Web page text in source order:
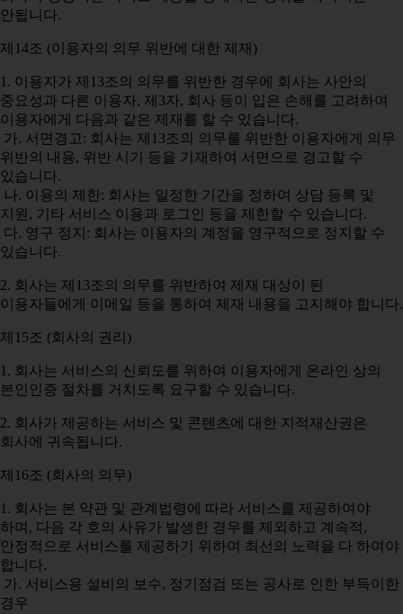
안됩니다.
제14조 (이용자의 의무 위반에 대한 제재)
1. 이용자가 제13조의 의무를 위반한 경우에 회사는 사안의
중요성과 다른 이용자, 제3자, 회사 등이 입은 손해를 고려하여
이용자에게 다음과 같은 제재를 할 수 있습니다.
가. 서면경고: 회사는 제13조의 의무를 위반한 이용자에게 의무
위반의 내용, 위반 시기 등을 기재하여 서면으로 경고할 수
있습니다.
나. 이용의 제한: 회사는 일정한 기간을 정하여 상담 등록 및
지원, 기타 서비스 이용과 로그인 등을 제한할 수 있습니다.
다. 영구 정지: 회사는 이용자의 계정을 영구적으로 정지할 수
있습니다.
2. 회사는 제13조의 의무를 위반하여 제재 대상이 된
이용자들에게 이메일 등을 통하여 제재 내용을 고지해야 합니다.
제15조 (회사의 권리)
1. 회사는 서비스의 신뢰도를 위하여 이용자에게 온라인 상의
본인인증 절차를 거치도록 요구할 수 있습니다.
2. 회사가 제공하는 서비스 및 콘텐츠에 대한 지적재산권은
회사에 귀속됩니다.
제16조 (회사의 의무)
1. 회사는 본 약관 및 관계법령에 따라 서비스를 제공하여야
하며, 다음 각 호의 사유가 발생한 경우를 제외하고 계속적,
안정적으로 서비스를 제공하기 위하여 최선의 노력을 다 하여야
합니다.
가. 서비스용 설비의 보수, 정기점검 또는 공사로 인한 부득이한
경우